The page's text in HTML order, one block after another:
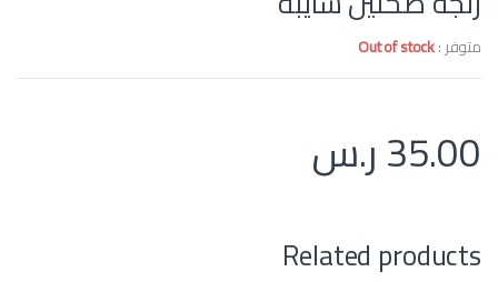
متوفر :Out of stock
35.00ر.س
Related products